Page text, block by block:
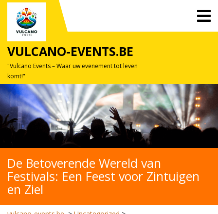
Skip
content
VULCANO-EVENTS.BE
"Vulcano Events – Waar uw evenement tot leven
komt!"
De Betoverende Wereld van
Festivals: Een Feest voor Zintuigen
en Ziel